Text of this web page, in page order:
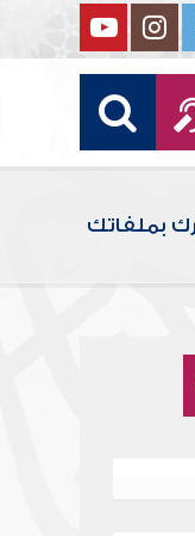
بملفاتك